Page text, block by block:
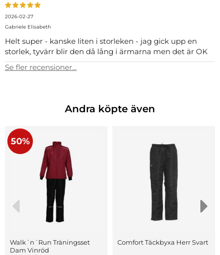
2026-02-27
Gabriele Elisabeth
Helt super - kanske liten i storleken - jag gick upp en
storlek, tyvärr blir den då lång i ärmarna men det är OK
Se fler recensioner...
Andra köpte även
50%
Walk´n´Run Träningsset
Dam Vinröd
Comfort Täckbyxa Herr Svart